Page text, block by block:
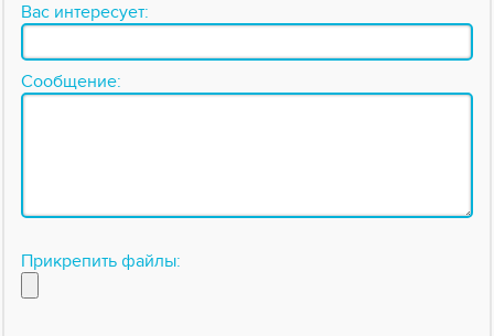
Вас интересует:
Сообщение:
Прикрепить файлы: